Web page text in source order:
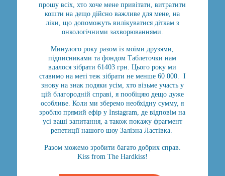
прошу всіх, хто хоче мене привітати, витратити
кошти на дещо дійсно важливе для мене, на
ліки, що допоможуть вилікуватися діткам з
онкологічними захворюваннями.
Минулого року разом із моїми друзями,
підписниками та фондом Таблеточки нам
вдалося зібрати 61403 грн. Цього року ми
ставимо на меті теж зібрати не менше 60 000. І
знову на знак подяки усім, хто візьме участь у
цій благородній справі, я пообіцяю дещо дуже
особливе. Коли ми зберемо необхідну сумму, я
зроблю прямий ефір у Instagram, де відповім на
усі ваші запитання, а також покажу фрагмент
репетиції нашого шоу Залізна Ластівка.
Разом можемо зробити багато добрих справ.
Kiss from The Hardkiss!